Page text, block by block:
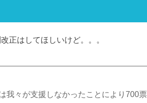
正はしてほしいけど。。。
我々が支援しなかったことにより700票